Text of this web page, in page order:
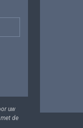
uw
de